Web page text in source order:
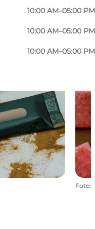
10:00 AM–05:00 PM
10:00 AM–05:00 PM
10:00 AM–05:00 PM
Foto: